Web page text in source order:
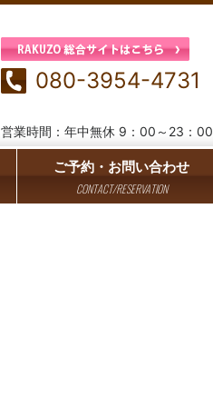
080-3954-4731
営業時間：年中無休 9：00～23：00
ご予約・お問い合わせ
CONTACT/RESERVATION